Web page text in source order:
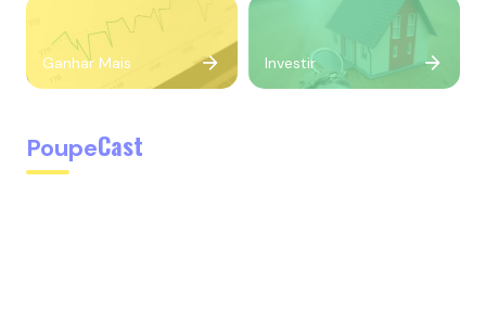
Ganhar Mais Investir
PoupeCast